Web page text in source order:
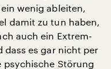
wenig ableiten,
damit zu tun haben,
auch ein Extrem-
dass es gar nicht per
psychische Störung